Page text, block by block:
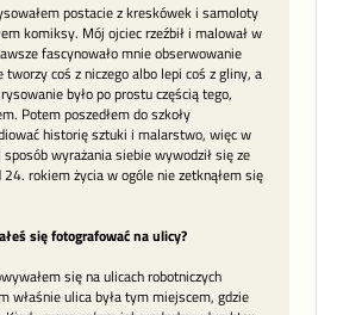
postacie z kreskówek i samoloty
komiksy. Mój ojciec rzeźbił i malował w
fascynowało mnie obserwowanie
tworzy coś z niczego albo lepi coś z gliny, a
było po prostu częścią tego,
Potem poszedłem do szkoły
historię sztuki i malarstwo, więc w
wyrażania siebie wywodził się ze
rokiem życia w ogóle nie zetknąłem się
się fotografować na ulicy?
się na ulicach robotniczych
właśnie ulica była tym miejscem, gdzie